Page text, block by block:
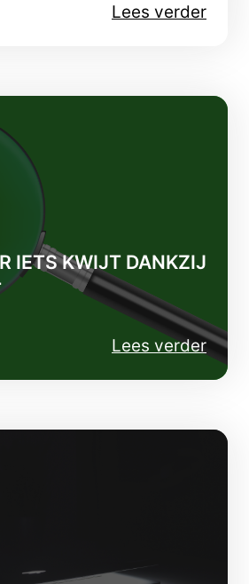
Lees verder
IETS KWIJT DANKZIJ
Lees verder